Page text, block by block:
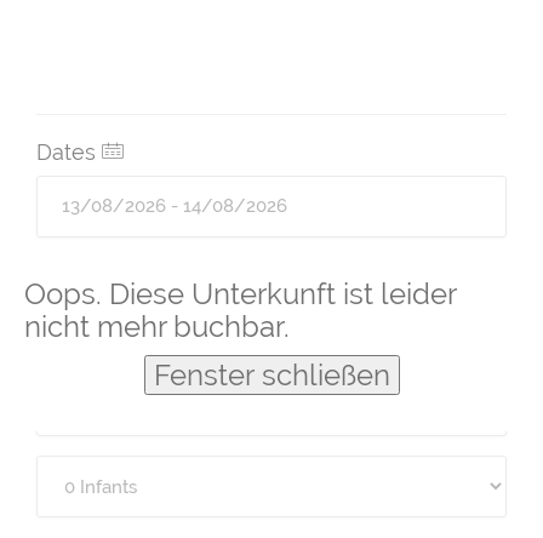
Oops. Diese Unterkunft ist leider
nicht mehr buchbar.
Fenster schließen
Dates